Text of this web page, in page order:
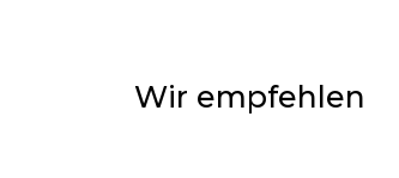
Wir empfehlen